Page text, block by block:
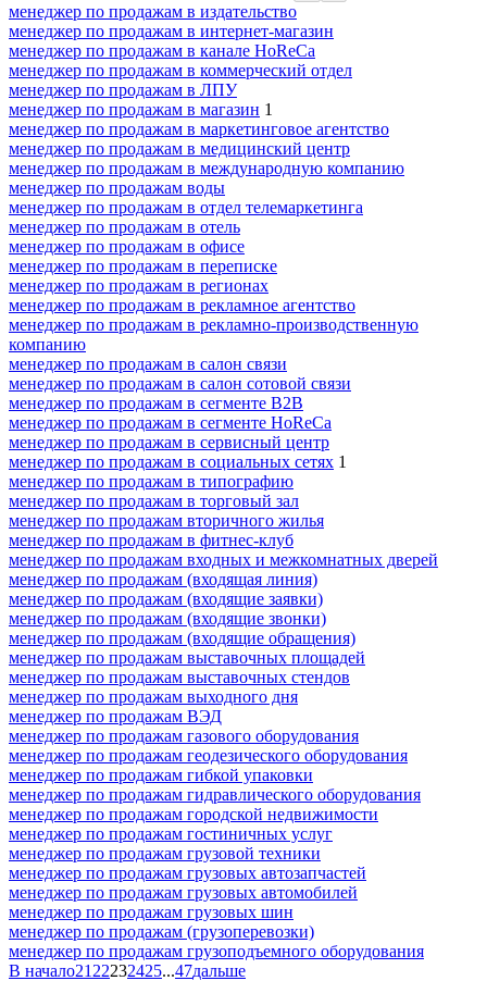
менеджер по продажам в издательство
менеджер по продажам в интернет-магазин
менеджер по продажам в канале HoReCa
менеджер по продажам в коммерческий отдел
менеджер по продажам в ЛПУ
менеджер по продажам в магазин 1
менеджер по продажам в маркетинговое агентство
менеджер по продажам в медицинский центр
менеджер по продажам в международную компанию
менеджер по продажам воды
менеджер по продажам в отдел телемаркетинга
менеджер по продажам в отель
менеджер по продажам в офисе
менеджер по продажам в переписке
менеджер по продажам в регионах
менеджер по продажам в рекламное агентство
менеджер по продажам в рекламно-производственную
компанию
менеджер по продажам в салон связи
менеджер по продажам в салон сотовой связи
менеджер по продажам в сегменте B2B
менеджер по продажам в сегменте HoReCa
менеджер по продажам в сервисный центр
менеджер по продажам в социальных сетях 1
менеджер по продажам в типографию
менеджер по продажам в торговый зал
менеджер по продажам вторичного жилья
менеджер по продажам в фитнес-клуб
менеджер по продажам входных и межкомнатных дверей
менеджер по продажам (входящая линия)
менеджер по продажам (входящие заявки)
менеджер по продажам (входящие звонки)
менеджер по продажам (входящие обращения)
менеджер по продажам выставочных площадей
менеджер по продажам выставочных стендов
менеджер по продажам выходного дня
менеджер по продажам ВЭД
менеджер по продажам газового оборудования
менеджер по продажам геодезического оборудования
менеджер по продажам гибкой упаковки
менеджер по продажам гидравлического оборудования
менеджер по продажам городской недвижимости
менеджер по продажам гостиничных услуг
менеджер по продажам грузовой техники
менеджер по продажам грузовых автозапчастей
менеджер по продажам грузовых автомобилей
менеджер по продажам грузовых шин
менеджер по продажам (грузоперевозки)
менеджер по продажам грузоподъемного оборудования
В начало21 22232425...47дальше